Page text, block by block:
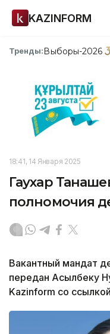
KAZINFORM
Тренды:Выборы-2026
18:41, 14 Января 2025
Гаухар
полномочия
Вакантный мандат
передан Асылбеку
Kazinform со